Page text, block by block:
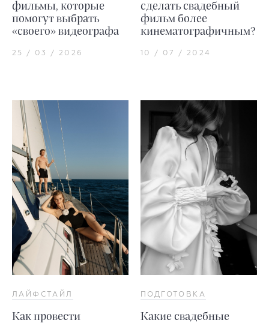
фильмы, которые
помогут выбрать
«своего» видеографа
25 / 03 / 2026
сделать свадебный
фильм более
кинематографичным?
10 / 07 / 2024
ЛАЙФСТАЙЛ
Как провести
ПОДГОТОВКА
Какие свадебные